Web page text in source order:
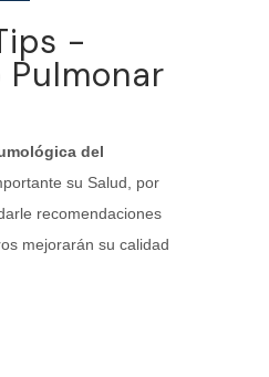
-
del
su Salud, por
recomendaciones
mejorarán su calidad